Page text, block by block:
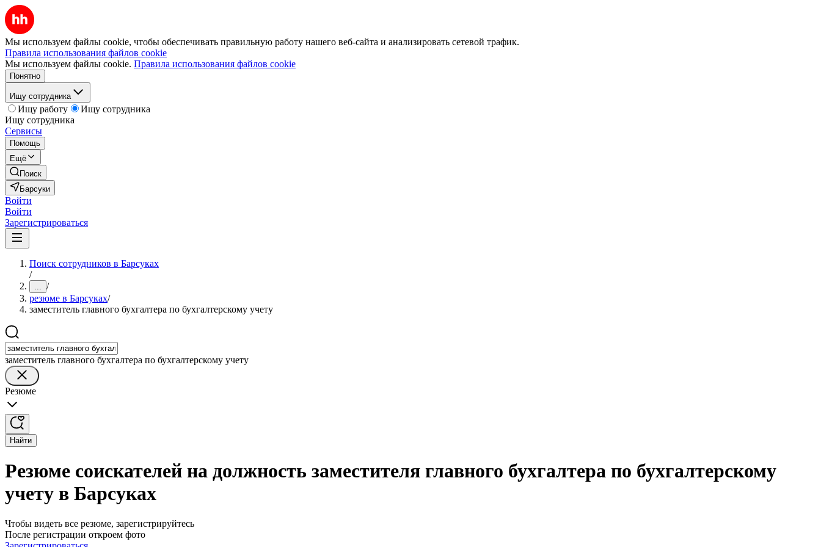
Мы используем файлы cookie, чтобы обеспечивать правильную работу нашего веб-сайта и анализировать сетевой трафик.
Правила использования файлов cookie
Мы используем файлы cookie. Правила использования файлов cookie
Понятно
Ищу сотрудника
Ищу работу
Ищу сотрудника
Ищу сотрудника
Сервисы
Помощь
Ещё
Поиск
Барсуки
Войти
Войти
Зарегистрироваться
Поиск сотрудников в Барсуках
/
... /
резюме в Барсуках/
заместитель главного бухгалтера по бухгалтерскому учету
заместитель главного бухгалтера по бухгалтерскому учету
Резюме
Найти
Резюме соискателей на должность заместителя главного бухгалтера по бухгалтерскому
учету в Барсуках
Чтобы видеть все резюме, зарегистрируйтесь
После регистрации откроем фото